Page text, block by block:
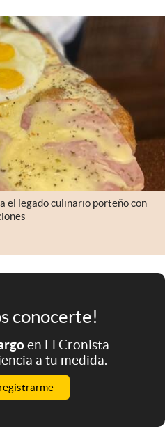
el legado culinario porteño con
conocerte!
en El Cronista
a tu medida.